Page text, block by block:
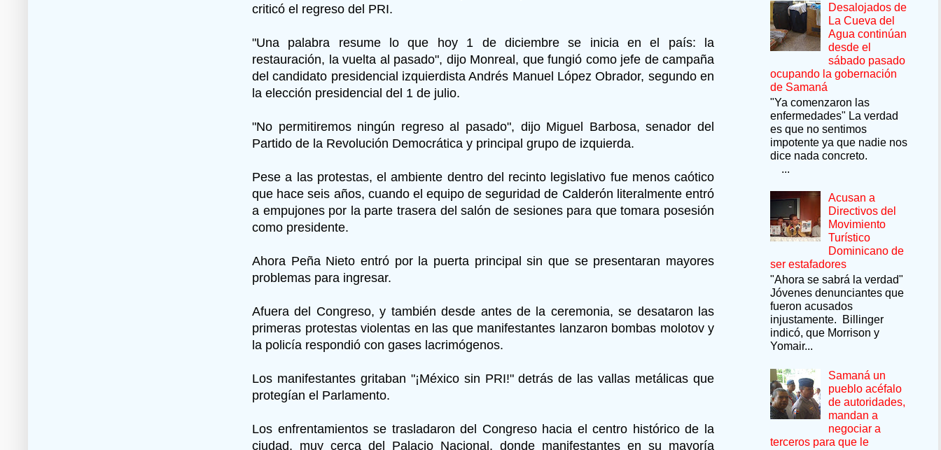
criticó el regreso del PRI.
"Una palabra resume lo que hoy 1 de diciembre se inicia en el país: la
restauración, la vuelta al pasado", dijo Monreal, que fungió como jefe de campaña
del candidato presidencial izquierdista Andrés Manuel López Obrador, segundo en
la elección presidencial del 1 de julio.
"No permitiremos ningún regreso al pasado", dijo Miguel Barbosa, senador del
Partido de la Revolución Democrática y principal grupo de izquierda.
Pese a las protestas, el ambiente dentro del recinto legislativo fue menos caótico
que hace seis años, cuando el equipo de seguridad de Calderón literalmente entró
a empujones por la parte trasera del salón de sesiones para que tomara posesión
como presidente.
Ahora Peña Nieto entró por la puerta principal sin que se presentaran mayores
problemas para ingresar.
Afuera del Congreso, y también desde antes de la ceremonia, se desataron las
primeras protestas violentas en las que manifestantes lanzaron bombas molotov y
la policía respondió con gases lacrimógenos.
Los manifestantes gritaban "¡México sin PRI!" detrás de las vallas metálicas que
protegían el Parlamento.
Los enfrentamientos se trasladaron del Congreso hacia el centro histórico de la
ciudad, muy cerca del Palacio Nacional, donde manifestantes en su mayoría
Desalojados de
La Cueva del
Agua continúan
desde el
sábado pasado
ocupando la gobernación
de Samaná
"Ya comenzaron las
enfermedades" La verdad
es que no sentimos
impotente ya que nadie nos
dice nada concreto.
...
Acusan a
Directivos del
Movimiento
Turístico
Dominicano de
ser estafadores
"Ahora se sabrá la verdad"
Jóvenes denunciantes que
fueron acusados
injustamente. Billinger
indicó, que Morrison y
Yomair...
Samaná un
pueblo acéfalo
de autoridades,
mandan a
negociar a
terceros para que le